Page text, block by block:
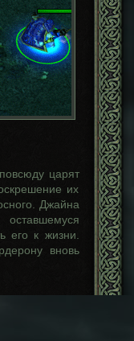
царят
их
Джайна
его к жизни.
вновь